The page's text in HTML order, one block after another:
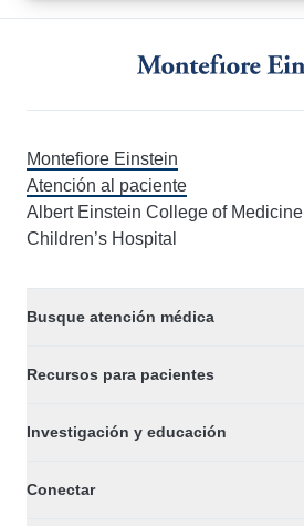
Montefiore Einstein
Atención al paciente
Albert Einstein College of Medicine
Children’s Hospital
Busque atención médica
Recursos para pacientes
Investigación y educación
Conectar